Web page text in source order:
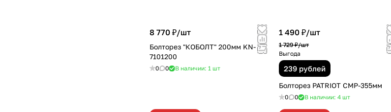
8 770 ₽/шт
Болторез "КОБОЛТ" 200мм KN-
7101200
0 0 В наличии: 1 шт
1 490 ₽/шт
1 729 ₽/шт
Выгода
239 рублей
Болторез PATRIOT СМР-355мм
0 0 В наличии: 4 шт